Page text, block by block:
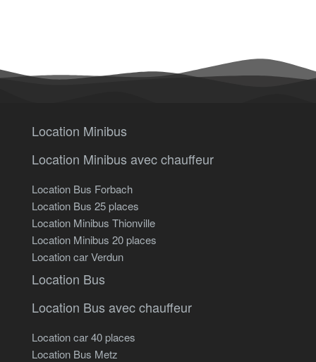
Location Minibus
Location Minibus avec chauffeur
Location Bus Forbach
Location Bus 25 places
Location Minibus Thionville
Location Minibus 20 places
Location car Verdun
Location Bus
Location Bus avec chauffeur
Location car 40 places
Location Bus Metz